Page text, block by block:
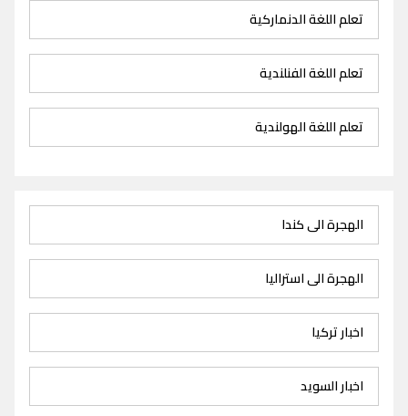
تعلم اللغة الدنماركية
تعلم اللغة الفنلندية
تعلم اللغة الهولندية
الهجرة الى كندا
الهجرة الى استراليا
اخبار تركيا
اخبار السويد